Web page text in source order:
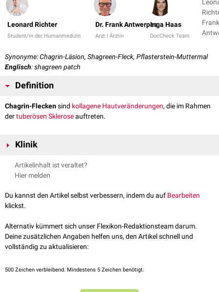
Leonard Richter
Student/in der Humanmedizin
Dr. Frank Antwerpes
Arzt | Ärztin
Inga Haas
DocCheck Team
Frank
Synonyme: Chagrin-Läsion, Shagreen-Fleck, Pflasterstein-Muttermal
Englisch: shagreen patch
Definition
Chagrin-Fleckensind kollagene Hautveränderungen, die im Rahmen
dertuberösen Skleroseauftreten.
Klinik
Die Erstmanifestation erfolgt in der Regel bereits im
Flecken imponieren als derbe, lederartige, umschriebene
lumbalen
Rückenbereich zu finden.
Artikelinhalt ist veraltet?
Hier melden
Du kannst den Artikel selbst verbessern, indem du auf Bearbeiten
klickst.
Alternativ kümmert sich unser Flexikon-Redaktionsteam darum.
Deine zusätzlichen Angaben helfen uns, den Artikel schnell und
vollständig zu aktualisieren:
500 Zeichen verbleibend. Mindestens 5 Zeichen benötigt.